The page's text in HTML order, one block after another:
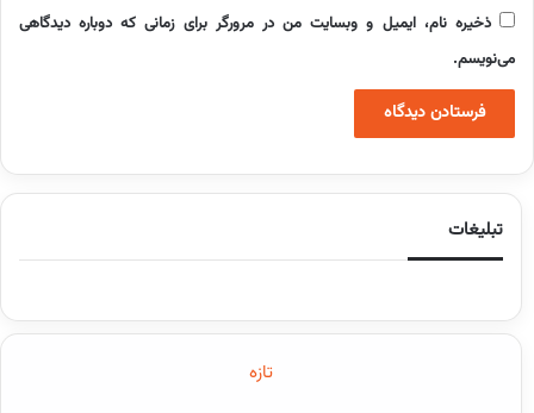
ذخیره نام، ایمیل و وبسایت من در مرورگر برای زمانی که دوباره دیدگاهی
می‌نویسم.
تبلیغات
تازه